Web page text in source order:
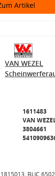
Artikel
VAN WEZEL
1611483
VAN
3804661
BLIC